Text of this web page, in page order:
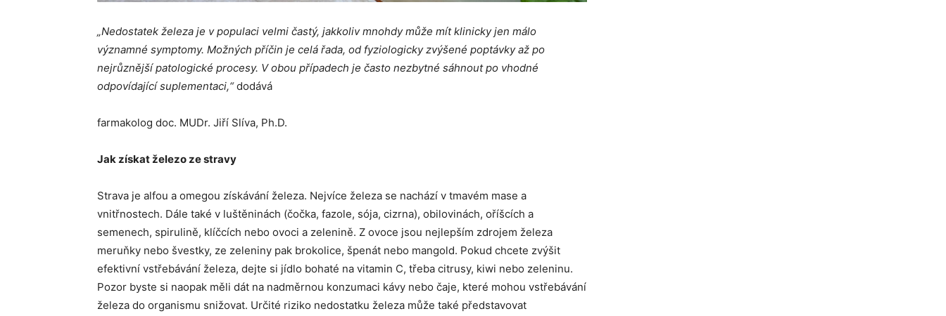
„Nedostatek železa je v populaci velmi častý, jakkoliv mnohdy může mít klinicky jen málo
významné symptomy. Možných příčin je celá řada, od fyziologicky zvýšené poptávky až po
nejrůznější patologické procesy. V obou případech je často nezbytné sáhnout po vhodné
odpovídající suplementaci,“dodává
farmakolog doc. MUDr. Jiří Slíva, Ph.D.
Jak získat železo ze stravy
Strava je alfou a omegou získávání železa. Nejvíce železa se nachází v tmavém mase a
vnitřnostech. Dále také v luštěninách (čočka, fazole, sója, cizrna), obilovinách, oříšcích a
semenech, spirulině, klíčcích nebo ovoci a zelenině. Z ovoce jsou nejlepším zdrojem železa
meruňky nebo švestky, ze zeleniny pak brokolice, špenát nebo mangold. Pokud chcete zvýšit
efektivní vstřebávání železa, dejte si jídlo bohaté na vitamin C, třeba citrusy, kiwi nebo zeleninu.
Pozor byste si naopak měli dát na nadměrnou konzumaci kávy nebo čaje, které mohou vstřebávání
železa do organismu snižovat. Určité riziko nedostatku železa může také představovat